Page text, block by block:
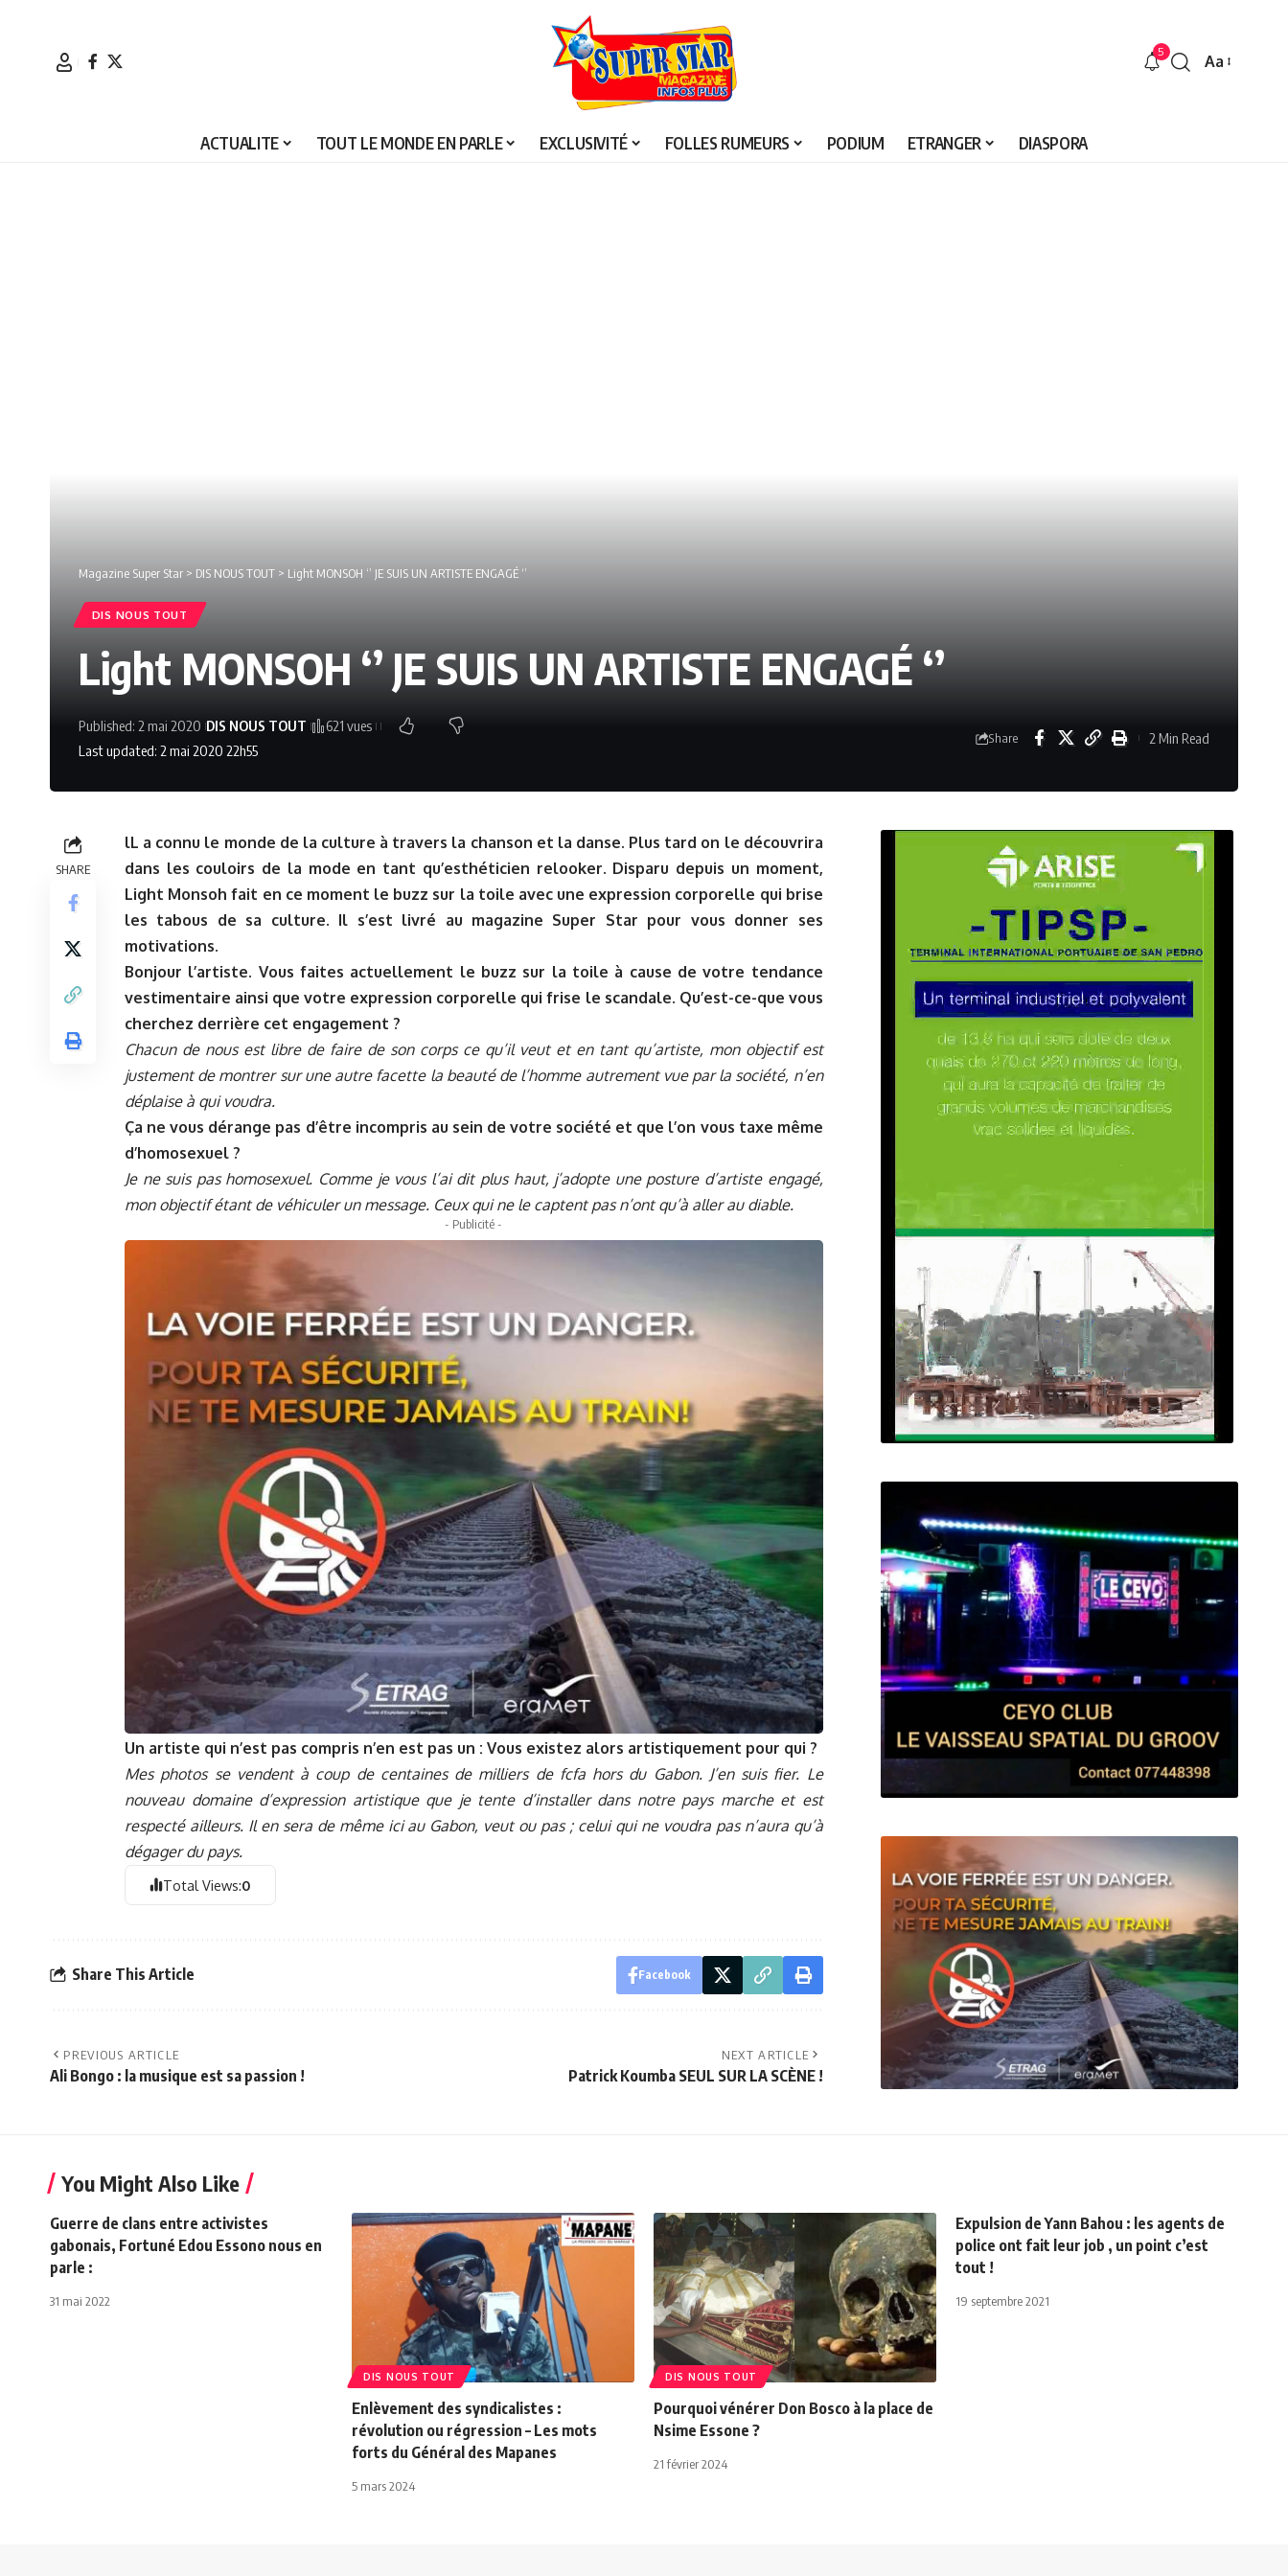
5
Font
Aa
ACTUALITE TOUT LE MONDE EN PARLE EXCLUSIVITÉ FOLLES RUMEURS PODIUM ETRANGER DIASPORA
Magazine Super Star > DIS NOUS TOUT > Light MONSOH ‘’ JE SUIS UN ARTISTE ENGAGÉ ‘’
DIS NOUS TOUT
Light MONSOH ‘’ JE SUIS UN ARTISTE ENGAGÉ ‘’
Last updated: 2 mai 2020 22h55
Published: 2 mai 2020 DIS NOUS TOUT 621 vues
Share 2 Min Read
SHARE
lL a connu le monde de la culture à travers la chanson et la danse. Plus tard on le découvrira
dans les couloirs de la mode en tant qu’esthéticien relooker. Disparu depuis un moment,
Light Monsoh fait en ce moment le buzz sur la toile avec une expression corporelle qui brise
les tabous de sa culture. Il s’est livré au magazine Super Star pour vous donner ses
motivations.
Bonjour l’artiste. Vous faites actuellement le buzz sur la toile à cause de votre tendance
vestimentaire ainsi que votre expression corporelle qui frise le scandale. Qu’est-ce-que vous
cherchez derrière cet engagement ?
Chacun de nous est libre de faire de son corps ce qu’il veut et en tant qu’artiste, mon objectif est
justement de montrer sur une autre facette la beauté de l’homme autrement vue par la société, n’en
déplaise à qui voudra.
Ça ne vous dérange pas d’être incompris au sein de votre société et que l’on vous taxe même
d’homosexuel ?
Je ne suis pas homosexuel. Comme je vous l’ai dit plus haut, j’adopte une posture d’artiste engagé,
mon objectif étant de véhiculer un message. Ceux qui ne le captent pas n’ont qu’à aller au diable.
- Publicité -
Un artiste qui n’est pas compris n’en est pas un : Vous existez alors artistiquement pour qui ?
Mes photos se vendent à coup de centaines de milliers de fcfa hors du Gabon. J’en suis fier. Le
nouveau domaine d’expression artistique que je tente d’installer dans notre pays marche et est
respecté ailleurs. Il en sera de même ici au Gabon, veut ou pas ; celui qui ne voudra pas n’aura qu’à
dégager du pays.
Total Views:0
Share This Article Facebook
PREVIOUS ARTICLE
Ali Bongo : la musique est sa passion !
NEXT ARTICLE
Patrick Koumba SEUL SUR LA SCÈNE !
You Might Also Like
Guerre de clans entre activistes
gabonais, Fortuné Edou Essono nous en
parle :
31 mai 2022
DIS NOUS TOUT
Enlèvement des syndicalistes :
révolution ou régression – Les mots
forts du Général des Mapanes
5 mars 2024
DIS NOUS TOUT
Pourquoi vénérer Don Bosco à la place de
Nsime Essone ?
21 février 2024
Expulsion de Yann Bahou : les agents de
police ont fait leur job , un point c’est
tout !
19 septembre 2021